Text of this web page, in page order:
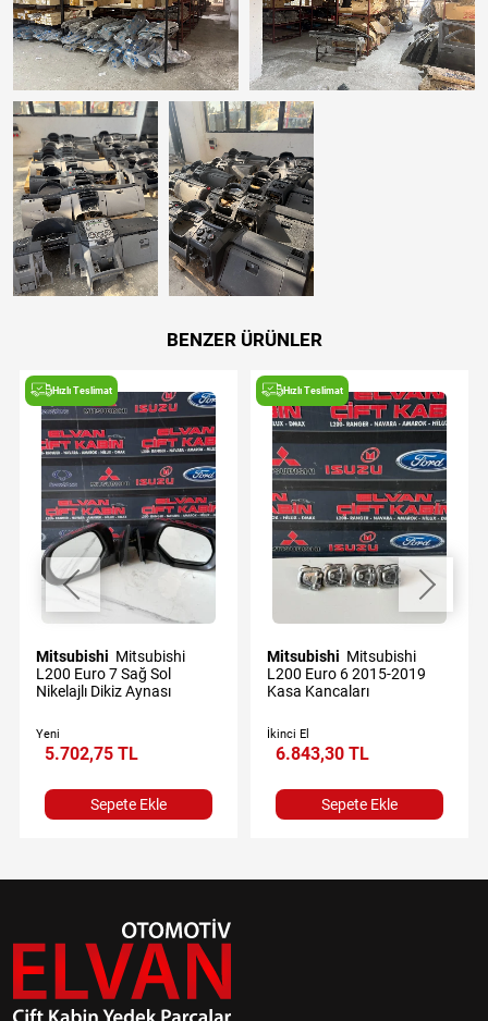
BENZER ÜRÜNLER
Hızlı Teslimat
Mitsubishi
L200 Euro 7 Sağ Sol
Nikelajlı Dikiz Aynası
Yeni
5.702,75 TL
Sepete Ekle
Hızlı Teslimat
Mitsubishi
L200 Euro 6 2015-2019
Kasa Kancaları
İkinci El
6.843,30 TL
Sepete Ekle